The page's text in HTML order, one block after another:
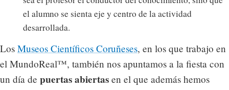
el alumno se sienta eje y centro de la actividad
desarrollada.
Los Museos Científicos Coruñeses, en los que trabajo en
el MundoReal™, también nos apuntamos a la fiesta con
un día de puertas abiertas en el que además hemos